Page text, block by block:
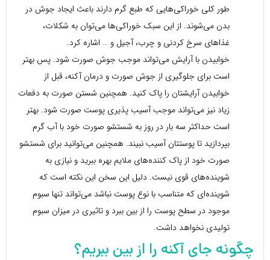
طور کلی خوراکی‌هایی که طبع گرم دارند باعث ایجاد جوش در
بدن می‌شوند. از این سبک خوراکی‌ها می‌توان به شکلات،
غذاهای سرخ کردنی و چرب، آجیل و … اشاره کرد.
خوابیدن با آرایش می‌تواند موجب جوش صورت شود. پس بهتر
است برای جلوگیری از جوش صورت و درمان آکنه، قبل از
خوابیدن آرایشتان را پاک کنید. همچنین شستن صورت به دفعات
زیاد نیز می‌تواند موجب آسیب پذیری پوست صورت شود. بهتر
است حداکثر سه بار در روز به شستشو صورت خود با آب گرم
بپردازید تا پوستتان آسیب نبیند. همچنین می‌توانید برای شستشو
صورت خود از پاک کننده‌های ملایم بهره ببرید و نیازی به
شوینده‌های قوی نیست. دلیل این سخن این نکته است که
شوینده‌ای که متناسب با نوع پوست نباشد می‌تواند تنها سبوم
موجود در سطح پوست را از بین ببرد و تاثیری در میزان سبوم
تولیدی نخواهد داشت.
چگونه جای آکنه را از بین ببریم؟